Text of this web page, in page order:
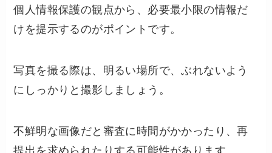
個人情報保護の観点から、必要最小限の情報だ
けを提示するのがポイントです。
写真を撮る際は、明るい場所で、ぶれないよう
にしっかりと撮影しましょう。
不鮮明な画像だと審査に時間がかかったり、再
提出を求められたりする可能性があります。